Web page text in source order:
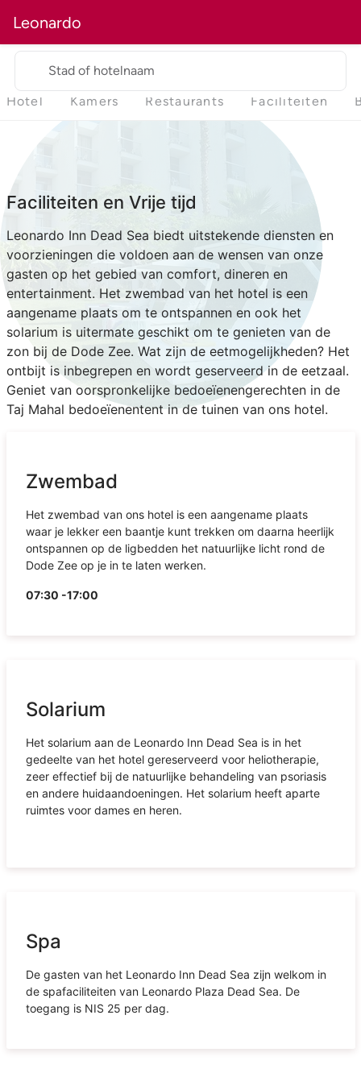
Leonardo
Stad of hotelnaam
Hotel Kamers Restaurants Faciliteiten
Faciliteiten en Vrije tijd
Leonardo Inn Dead Sea biedt uitstekende diensten en
voorzieningen die voldoen aan de wensen van onze
gasten op het gebied van comfort, dineren en
entertainment. Het zwembad van het hotel is een
aangename plaats om te ontspannen en ook het
solarium is uitermate geschikt om te genieten van de
zon bij de Dode Zee. Wat zijn de eetmogelijkheden? Het
ontbijt is inbegrepen en wordt geserveerd in de eetzaal.
Geniet van oorspronkelijke bedoeïenengerechten in de
Taj Mahal bedoeïenentent in de tuinen van ons hotel.
Zwembad
Het zwembad van ons hotel is een aangename plaats
waar je lekker een baantje kunt trekken om daarna heerlijk
ontspannen op de ligbedden het natuurlijke licht rond de
Dode Zee op je in te laten werken.
07:30 -17:00
Solarium
Het solarium aan de Leonardo Inn Dead Sea is in het
gedeelte van het hotel gereserveerd voor heliotherapie,
zeer effectief bij de natuurlijke behandeling van psoriasis
en andere huidaandoeningen. Het solarium heeft aparte
ruimtes voor dames en heren.
Spa
De gasten van het Leonardo Inn Dead Sea zijn welkom in
de spafaciliteiten van Leonardo Plaza Dead Sea. De
toegang is NIS 25 per dag.